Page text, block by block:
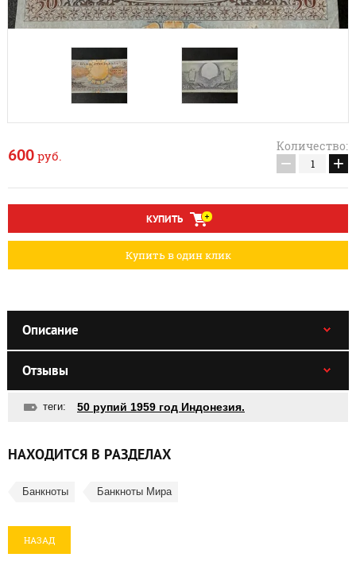
600 руб.
Количество:
− +
КУПИТЬ
Купить в один клик
Описание
Отзывы
теги: 50 рупий 1959 год Индонезия.
НАХОДИТСЯ В РАЗДЕЛАХ
Банкноты Банкноты Мира
НАЗАД